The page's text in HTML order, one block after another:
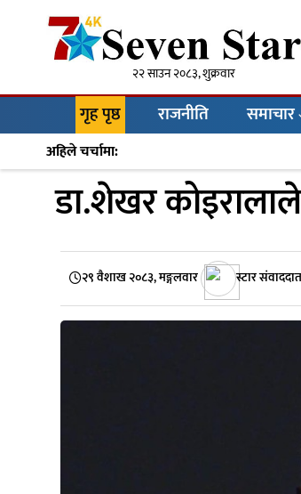
२२ साउन २०८३, शुक्रवार
गृह पृष्ठ राजनीति समाचार
अहिले चर्चामा:
डा.शेखर
२९ वैशाख २०८३, मङ्गलवार स्टार